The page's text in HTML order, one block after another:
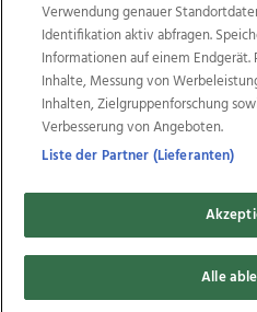
Weitere Angebote des
TV1 di-mog-i.at
Life Radio
OÖN Karriere
OÖN Reise
Regionaljobs
Copyrights © 2026 Tips
developed
Verwendung genauer
Identifikation aktiv abfragen.
Informationen auf einem
Inhalte, Messung von
Inhalten, Zielgruppenforschung
Verbesserung von Angeboten.
Liste der Partner (Lieferanten)
Alle